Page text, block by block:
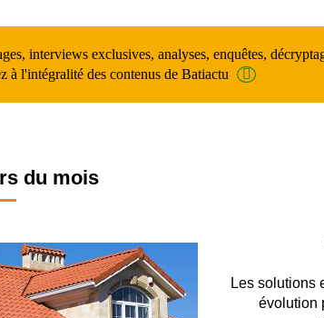
interviews exclusives, analyses, enquêtes,
à l'intégralité des contenus de Batiactu
du mois
Entre circulation,
des